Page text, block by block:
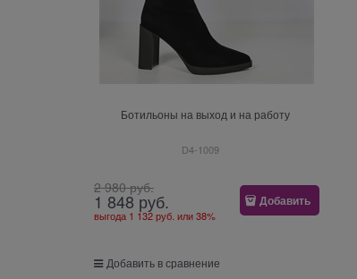
Ботильоны на выход и на работу
D4-1009
2 980 руб.
1 848 руб.
выгода 1 132 руб. или38%
Добавить
Добавить в сравнение